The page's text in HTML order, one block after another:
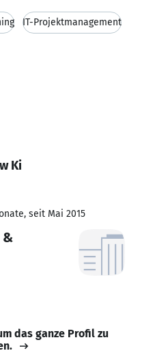
IT-Projektmanagement
Ki
seit Mai 2015
&
das ganze Profil zu